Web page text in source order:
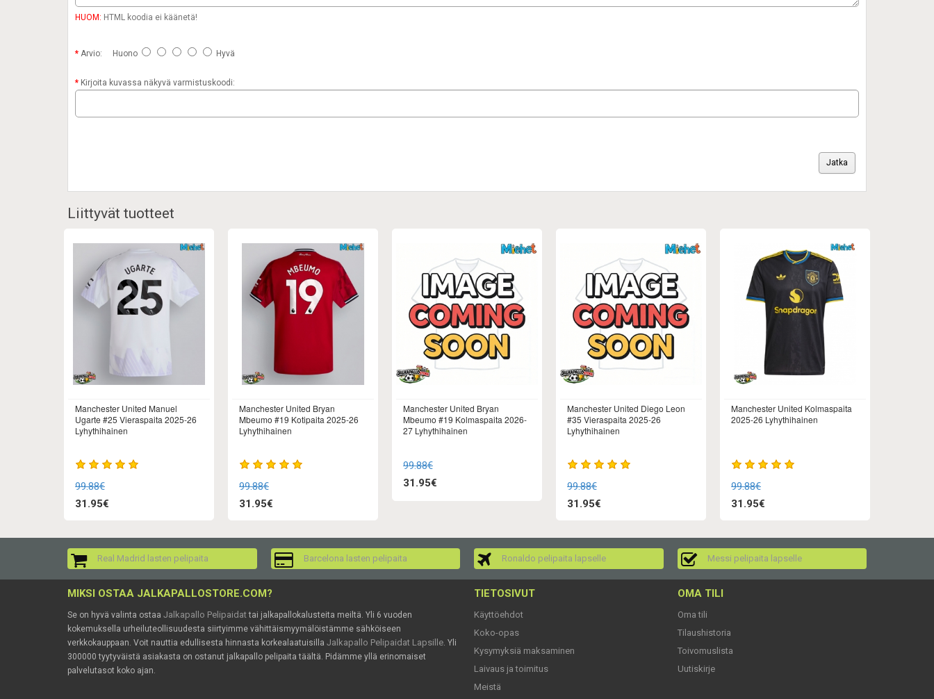
HUOM: HTML koodia ei käänetä!
Arvio: Huono Hyvä
Kirjoita kuvassa näkyvä varmistuskoodi:
Jatka
Liittyvät tuotteet
Manchester United Manuel
Ugarte #25 Vieraspaita 2025-26
Lyhythihainen
99.88€
31.95€
Manchester United Bryan
Mbeumo #19 Kotipaita 2025-26
Lyhythihainen
99.88€
31.95€
Manchester United Bryan
Mbeumo #19 Kolmaspaita 2026-
27 Lyhythihainen
99.88€
31.95€
Manchester United Diego Leon
#35 Vieraspaita 2025-26
Lyhythihainen
99.88€
31.95€
Manchester United Kolmaspaita
2025-26 Lyhythihainen
99.88€
31.95€
Real Madrid lasten pelipaita Barcelona lasten pelipaita Ronaldo pelipaita lapselle Messi pelipaita lapselle
MIKSI OSTAA JALKAPALLOSTORE.COM?
Se on hyvä valinta ostaa Jalkapallo Pelipaidattai jalkapallokalusteita meiltä. Yli 6 vuoden
kokemuksella urheiluteollisuudesta siirtyimme vähittäismyymälöistämme sähköiseen
verkkokauppaan. Voit nauttia edullisesta hinnasta korkealaatuisilla Jalkapallo Pelipaidat Lapsille. Yli
300000 tyytyväistä asiakasta on ostanut jalkapallo pelipaita täältä. Pidämme yllä erinomaiset
palvelutasot koko ajan.
TIETOSIVUT
Käyttöehdot
Koko-opas
Kysymyksiä maksaminen
Laivaus ja toimitus
Meistä
OMA TILI
Oma tili
Tilaushistoria
Toivomuslista
Uutiskirje